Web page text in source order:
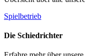
Spielbetrieb
Die Schiedrichter